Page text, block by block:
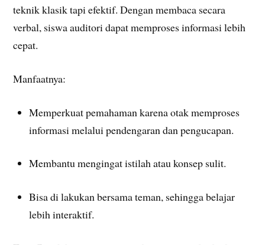
teknik klasik tapi efektif. Dengan membaca secara
verbal, siswa auditori dapat memproses informasi lebih
cepat.
Manfaatnya:
Memperkuat pemahaman karena otak memproses
informasi melalui pendengaran dan pengucapan.
Membantu mengingat istilah atau konsep sulit.
Bisa di lakukan bersama teman, sehingga belajar
lebih interaktif.